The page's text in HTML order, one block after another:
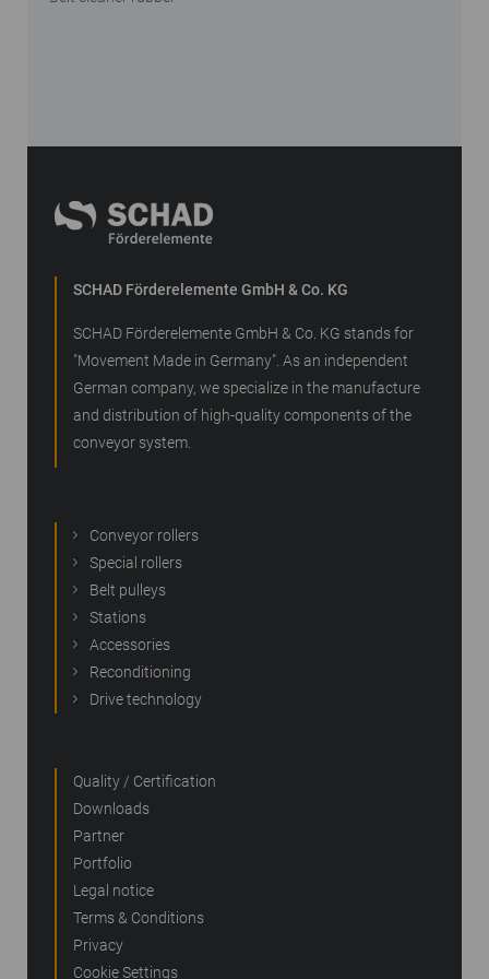
SCHAD Förderelemente GmbH & Co. KG
SCHAD Förderelemente GmbH & Co. KG stands for
"Movement Made in Germany". As an independent
German company, we specialize in the manufacture
and distribution of high-quality components of the
conveyor system.
Conveyor rollers
Special rollers
Belt pulleys
Stations
Accessories
Reconditioning
Drive technology
Quality / Certification
Downloads
Partner
Portfolio
Legal notice
Terms & Conditions
Privacy
Cookie Settings